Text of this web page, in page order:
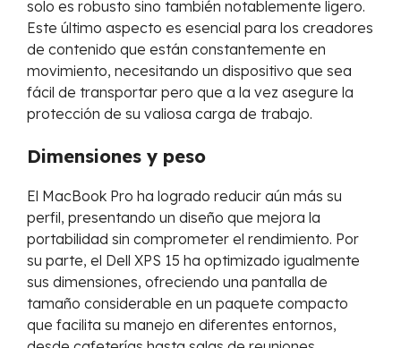
solo es robusto sino también notablemente ligero.
Este último aspecto es esencial para los creadores
de contenido que están constantemente en
movimiento, necesitando un dispositivo que sea
fácil de transportar pero que a la vez asegure la
protección de su valiosa carga de trabajo.
Dimensiones y peso
El MacBook Pro ha logrado reducir aún más su
perfil, presentando un diseño que mejora la
portabilidad sin comprometer el rendimiento. Por
su parte, el Dell XPS 15 ha optimizado igualmente
sus dimensiones, ofreciendo una pantalla de
tamaño considerable en un paquete compacto
que facilita su manejo en diferentes entornos,